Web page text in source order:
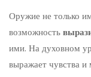
Оружие не только
возможность
ими. На духовном
выражает чувства